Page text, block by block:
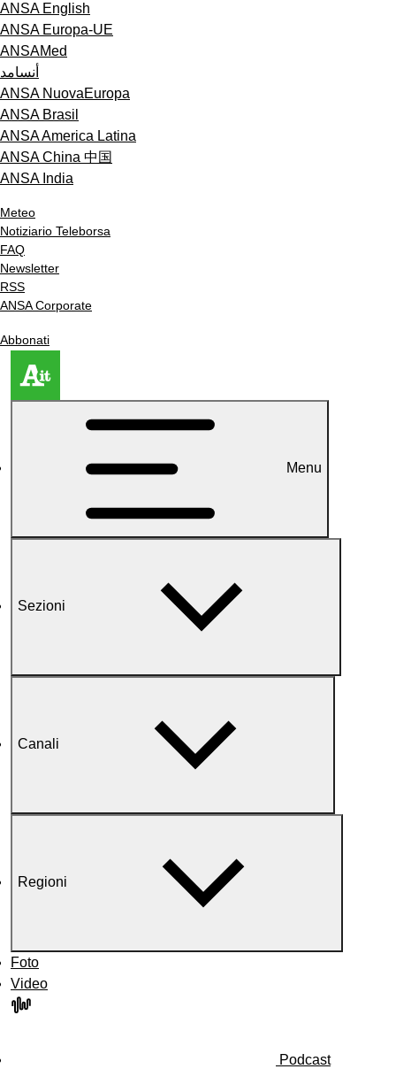
ANSA English
ANSA Europa-UE
ANSAMed
أنسامد
ANSA NuovaEuropa
ANSA Brasil
ANSA America Latina
ANSA China 中国
ANSA India
Meteo
Notiziario Teleborsa
FAQ
Newsletter
RSS
ANSA Corporate
Abbonati
Menu
Sezioni
Canali
Regioni
Foto
Video
Podcast